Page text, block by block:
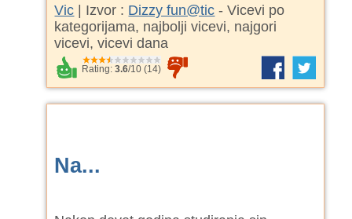
Vic | Izvor : Dizzy fun@tic - Vicevi po
kategorijama, najbolji vicevi, najgori
vicevi, vicevi dana
Rating:3.6/10 (14)
Na...